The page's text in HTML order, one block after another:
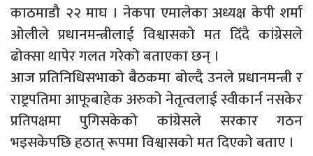
काठमाडौ २२ माघ । नेकपा एमालेका अध्यक्ष केपी शर्मा
ओलीले प्रधानमन्त्रीलाई विश्वासको मत दिँदै कांग्रेसले
ढोक्सा थापेर गलत गरेको बताएका छन् ।
आज प्रतिनिधिसभाको बैठकमा बोल्दै उनले प्रधानमन्त्री र
राष्ट्रपतिमा आफूबाहेक अरुको नेतृत्वलाई स्वीकार्न नसकेर
प्रतिपक्षमा पुगिसकेको कांग्रेसले सरकार गठन
भइसकेपछि हठात् रूपमा विश्वासको मत दिएको बताए ।